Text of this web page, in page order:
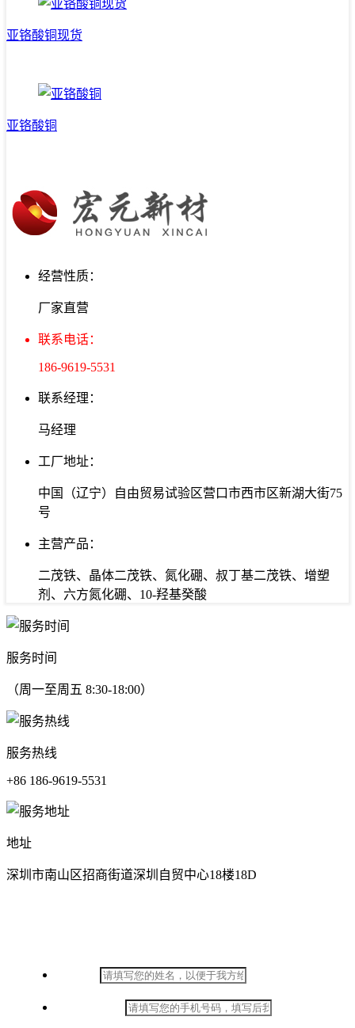
亚铬酸铜现货
亚铬酸铜
经营性质：
厂家直营
联系电话：
186-9619-5531
联系经理：
马经理
工厂地址：
中国（辽宁）自由贸易试验区营口市西市区新湖大街75
号
主营产品：
二茂铁、晶体二茂铁、氮化硼、叔丁基二茂铁、增塑
剂、六方氮化硼、10-羟基癸酸
服务时间
（周一至周五 8:30-18:00）
服务热线
+86 186-9619-5531
地址
深圳市南山区招商街道深圳自贸中心18楼18D